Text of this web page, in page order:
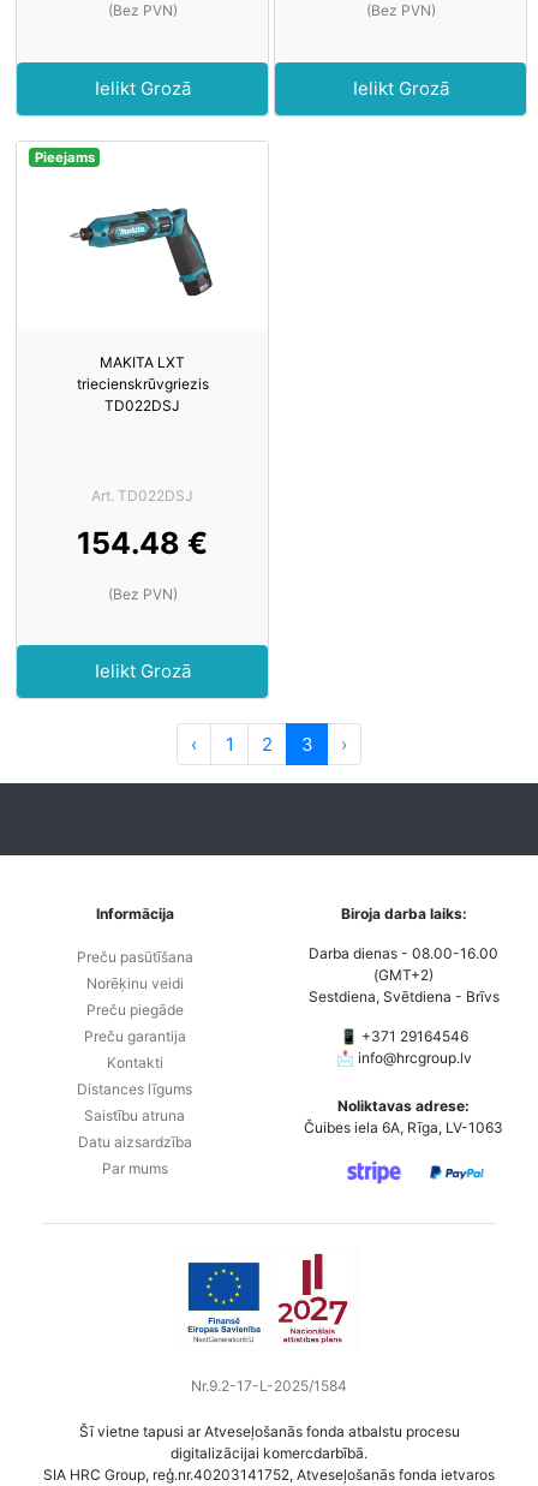
(Bez PVN)
Ielikt Grozā
(Bez PVN)
Ielikt Grozā
Pieejams
MAKITA LXT
triecienskrūvgriezis
TD022DSJ
Art. TD022DSJ
154.48 €
(Bez PVN)
Ielikt Grozā
‹ 1 2 3 ›
Informācija
Preču pasūtīšana
Norēķinu veidi
Preču piegāde
Preču garantija
Kontakti
Distances līgums
Saistību atruna
Datu aizsardzība
Par mums
Biroja darba laiks:
Darba dienas - 08.00-16.00
(GMT+2)
Sestdiena, Svētdiena - Brīvs
📱 +371 29164546
📩 info@hrcgroup.lv
Noliktavas adrese:
Čuibes iela 6A, Rīga, LV-1063
Nr.9.2-17-L-2025/1584
Šī vietne tapusi ar Atveseļošanās fonda atbalstu procesu
digitalizācijai komercdarbībā.
SIA HRC Group, reģ.nr.40203141752, Atveseļošanās fonda ietvaros